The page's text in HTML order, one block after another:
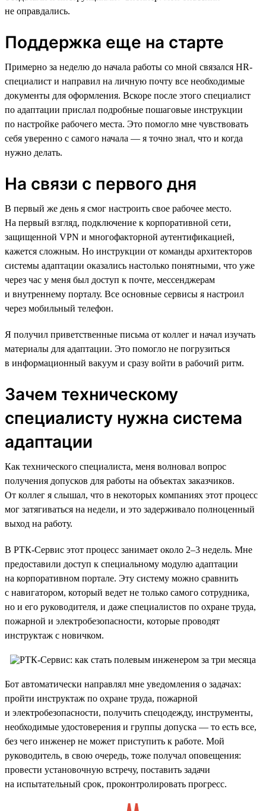
не оправдались.
Поддержка еще на старте
Примерно за неделю до начала работы со мной связался HR-
специалист и направил на личную почту все необходимые
документы для оформления. Вскоре после этого специалист
по адаптации прислал подробные пошаговые инструкции
по настройке рабочего места. Это помогло мне чувствовать
себя уверенно с самого начала — я точно знал, что и когда
нужно делать.
На связи с первого дня
В первый же день я смог настроить свое рабочее место.
На первый взгляд, подключение к корпоративной сети,
защищенной VPN и многофакторной аутентификацией,
кажется сложным. Но инструкции от команды архитекторов
системы адаптации оказались настолько понятными, что уже
через час у меня был доступ к почте, мессенджерам
и внутреннему порталу. Все основные сервисы я настроил
через мобильный телефон.
Я получил приветственные письма от коллег и начал изучать
материалы для адаптации. Это помогло не погрузиться
в информационный вакуум и сразу войти в рабочий ритм.
Зачем техническому
специалисту нужна система
адаптации
Как технического специалиста, меня волновал вопрос
получения допусков для работы на объектах заказчиков.
От коллег я слышал, что в некоторых компаниях этот процесс
мог затягиваться на недели, и это задерживало полноценный
выход на работу.
В РТК-Сервис этот процесс занимает около 2–3 недель. Мне
предоставили доступ к специальному модулю адаптации
на корпоративном портале. Эту систему можно сравнить
с навигатором, который ведет не только самого сотрудника,
но и его руководителя, и даже специалистов по охране труда,
пожарной и электробезопасности, которые проводят
инструктаж с новичком.
Бот автоматически направлял мне уведомления о задачах:
пройти инструктаж по охране труда, пожарной
и электробезопасности, получить спецодежду, инструменты,
необходимые удостоверения и группы допуска — то есть все,
без чего инженер не может приступить к работе. Мой
руководитель, в свою очередь, тоже получал оповещения:
провести установочную встречу, поставить задачи
на испытательный срок, проконтролировать прогресс.